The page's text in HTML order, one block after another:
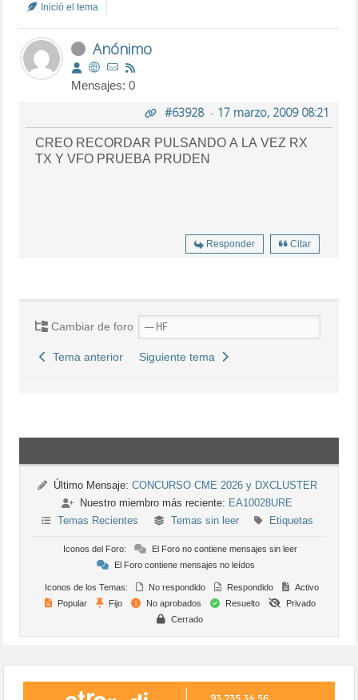
Inició el tema
Anónimo
Mensajes: 0
#63928- 17 marzo, 2009 08:21
CREO RECORDAR PULSANDO A LA VEZ RX
TX Y VFO PRUEBA PRUDEN
Responder Citar
Cambiar de foro
Tema anterior Siguiente tema
Último Mensaje: CONCURSO CME 2026 y DXCLUSTER
Nuestro miembro más reciente: EA10028URE
Temas Recientes
Temas sin leer Etiquetas
Iconos del Foro:
El Foro no contiene mensajes sin leer
El Foro contiene mensajes no leídos
Iconos de los Temas: No respondido Respondido
Activo
Popular
Fijo No aprobados Resuelto
Privado
Cerrado